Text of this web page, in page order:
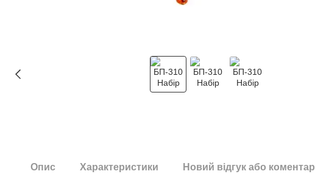
Опис Характеристики Новий відгук або коментар